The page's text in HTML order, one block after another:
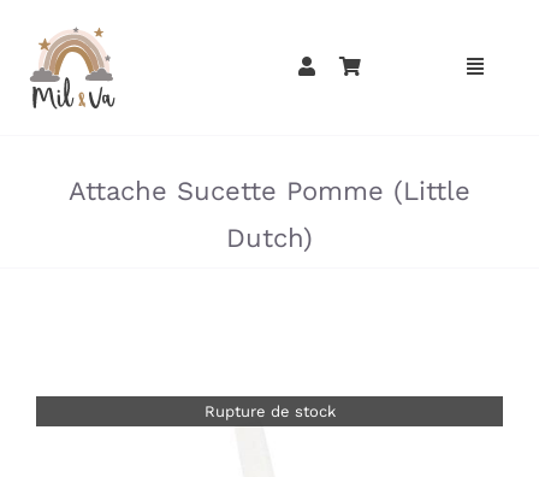
contenu
Attache Sucette Pomme (Little
Dutch)
Rupture de stock